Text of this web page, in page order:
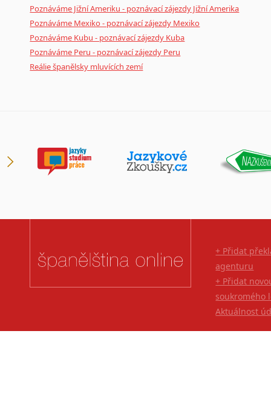
Poznáváme Jižní Ameriku - poznávací zájezdy Jižní Amerika
Poznáváme Mexiko - poznávací zájezdy Mexiko
Poznáváme Kubu - poznávací zájezdy Kuba
Poznáváme Peru - poznávací zájezdy Peru
Reálie španělsky mluvících zemí
+ Přidat
agenturu
+ Přidat
soukromého
Aktuálnost